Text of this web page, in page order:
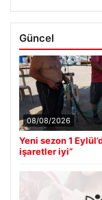
Güncel
08/08/2026
Yeni sezon 1
işaretler iyi”